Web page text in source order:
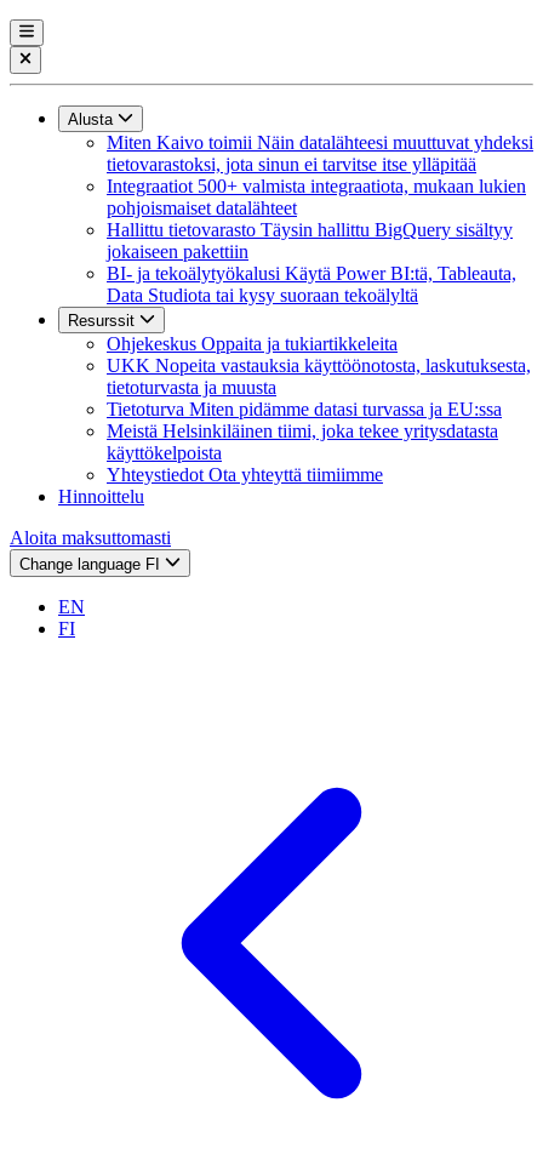
Alusta
Miten Kaivo toimii Näin datalähteesi muuttuvat yhdeksi
tietovarastoksi, jota sinun ei tarvitse itse ylläpitää
Integraatiot 500+ valmista integraatiota, mukaan lukien
pohjoismaiset datalähteet
Hallittu tietovarasto Täysin hallittu BigQuery sisältyy
jokaiseen pakettiin
BI- ja tekoälytyökalusi Käytä Power BI:tä, Tableauta,
Data Studiota tai kysy suoraan tekoälyltä
Resurssit
Ohjekeskus Oppaita ja tukiartikkeleita
UKK Nopeita vastauksia käyttöönotosta, laskutuksesta,
tietoturvasta ja muusta
Tietoturva Miten pidämme datasi turvassa ja EU:ssa
Meistä Helsinkiläinen tiimi, joka tekee yritysdatasta
käyttökelpoista
Yhteystiedot Ota yhteyttä tiimiimme
Hinnoittelu
Aloita maksuttomasti
Change language FI
EN
FI